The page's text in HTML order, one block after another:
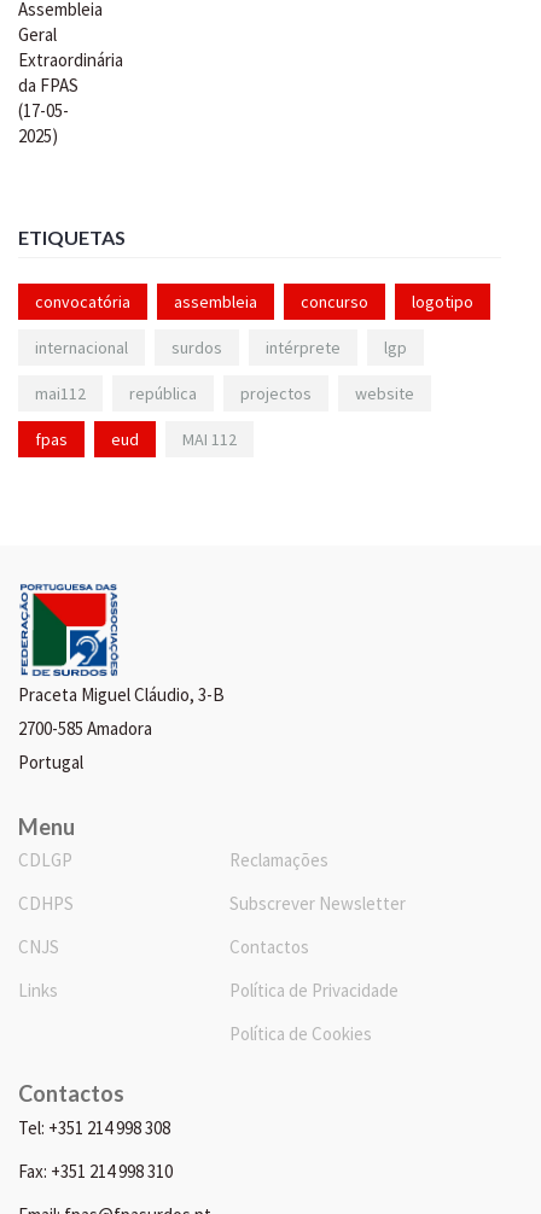
ETIQUETAS
convocatória assembleia concurso logotipo
internacional surdos intérprete lgp
mai112 república projectos website
fpas eud MAI 112
Praceta Miguel Cláudio, 3-B
2700-585 Amadora
Portugal
Menu
CDLGP
CDHPS
CNJS
Links
Reclamações
Subscrever Newsletter
Contactos
Política de Privacidade
Política de Cookies
Contactos
Tel: +351 214 998 308
Fax: +351 214 998 310